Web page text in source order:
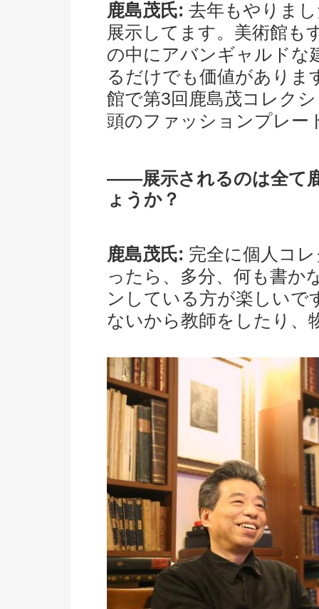
鹿島茂氏: 去年もやりま
展示してます。美術館も
の中にアバンギャルドな
るだけでも価値がありま
館で第3回鹿島茂コレク
頭のファッションプレー
――展示されるのは全て
ょうか？
鹿島茂氏: 完全に個人コ
ったら、多分、何も書か
ンしている方が楽しいで
ないから教師をしたり、